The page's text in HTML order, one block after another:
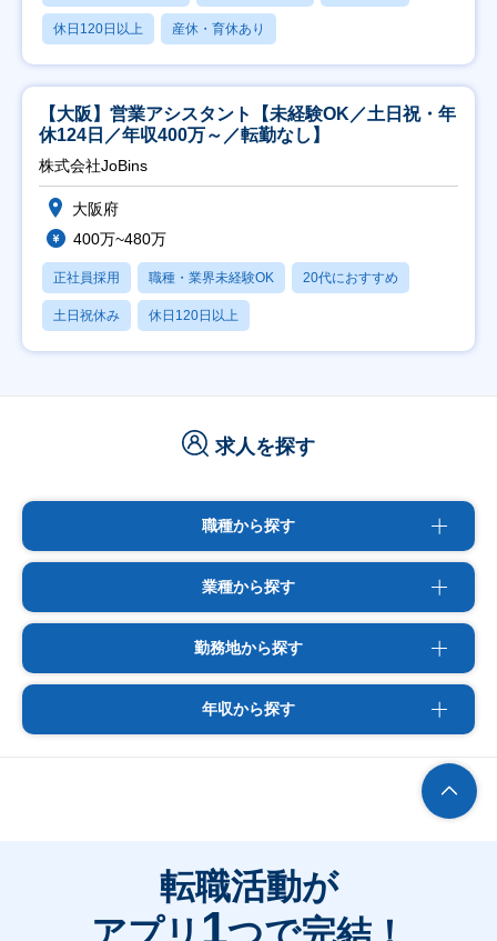
休日120日以上 産休・育休あり
【大阪】営業アシスタント【未経験OK／土日祝・年
休124日／年収400万～／転勤なし】
株式会社JoBins
大阪府
400万~480万
正社員採用 職種・業界未経験OK 20代におすすめ
土日祝休み 休日120日以上
求人を探す
職種から探す
業種から探す
勤務地から探す
年収から探す
転職活動が
1